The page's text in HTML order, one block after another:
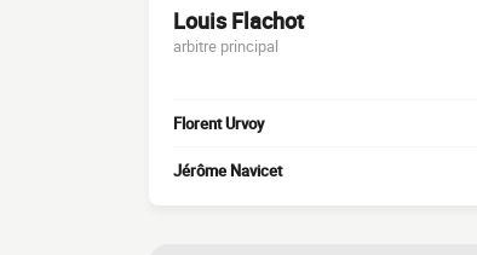
Louis Flachot
arbitre principal
Florent Urvoy
Jérôme Navicet